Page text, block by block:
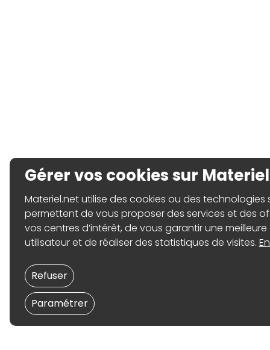
Gérer vos cookies sur
Materiel.net utilise des cookies ou des technologies
permettent de vous proposer des services et des
vos centres d’intérêt, de vous garantir une
utilisateur et de réaliser des statistiques de visites.
Paramétrer
Refuser